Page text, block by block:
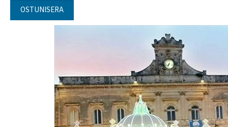
OSTUNISERA